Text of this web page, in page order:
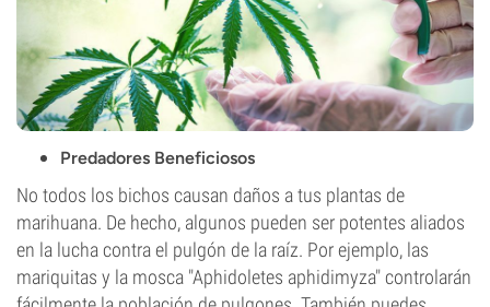
Predadores Beneficiosos
No todos los bichos causan daños a tus plantas de
marihuana. De hecho, algunos pueden ser potentes aliados
en la lucha contra el pulgón de la raíz. Por ejemplo, las
mariquitas y la mosca "Aphidoletes aphidimyza" controlarán